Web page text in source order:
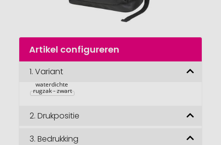
Naar
begin
afbeeldingengalerij
Artikel configureren
1. Variant
waterdichte
rugzak - zwart
2. Drukpositie
3. Bedrukking